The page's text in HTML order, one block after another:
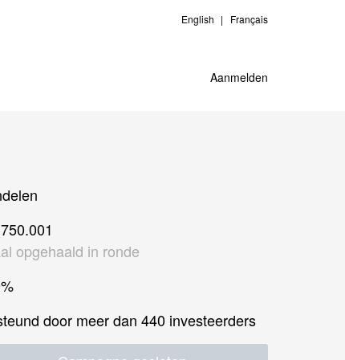
English Français
Aanmelden
opgehaald in ronde
door meer dan 440 investeerders